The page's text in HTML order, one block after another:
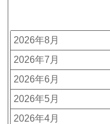
2026年8月
2026年7月
2026年6月
2026年5月
2026年4月